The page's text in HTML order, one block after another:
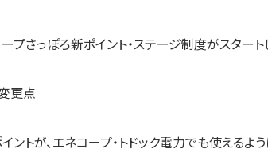
さっぽろ新ポイント・ステージ制度がスタート
更点
ントが、エネコープ・トドック電力でも使えるよう